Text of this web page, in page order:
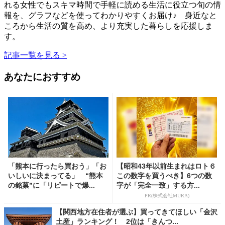
れる女性でもスキマ時間で手軽に読める生活に役立つ旬の情
報を、グラフなどを使ってわかりやすくお届け♪ 身近なと
ころから生活の質を高め、より充実した暮らしを応援しま
す。
記事一覧を見る >
あなたにおすすめ
「熊本に行ったら買おう」「お
いしいに決まってる」 “熊本
の銘菓”に「リピートで爆...
【昭和43年以前生まれはロト６
この数字を買うべき】6つの数
字が「完全一致」する方...
PR(株式会社MURA)
【関西地方在住者が選ぶ】買ってきてほしい「金沢
土産」ランキング！ 2位は「きんつ...